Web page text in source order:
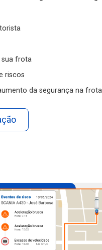
sua frota
riscos
da segurança na frota